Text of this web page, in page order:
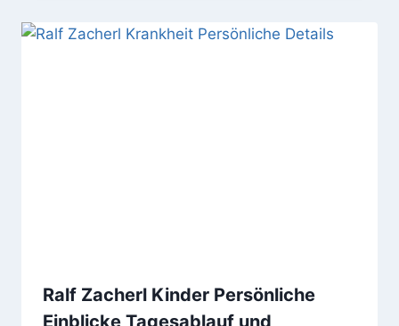
Ralf Zacherl Kinder Persönliche
Einblicke Tagesablauf und